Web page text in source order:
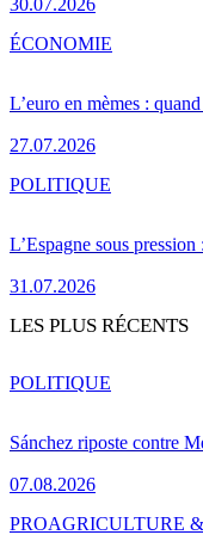
30.07.2026
L’euro en mèmes :
27.07.2026
ÉCONOMIE
L’Espagne sous
31.07.2026
POLITIQUE
LES PLUS RÉCENTS
Sánchez riposte contre
07.08.2026
POLITIQUE
PROAGRICULTURE